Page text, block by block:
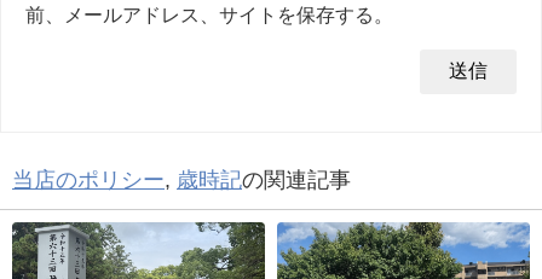
前、メールアドレス、サイトを保存する。
当店のポリシー, 歳時記の関連記事